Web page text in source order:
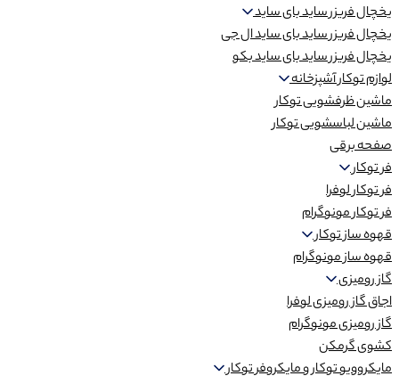
یخچال فریزر ساید بای ساید
یخچال فریزر ساید بای ساید ال جی
یخچال فریزر ساید بای ساید بکو
لوازم توکار آشپزخانه
ماشین ظرفشویی توکار
ماشین لباسشویی توکار
صفحه برقی
فر توکار
فر توکار لوفرا
فر توکار مونوگرام
قهوه ساز توکار
قهوه ساز مونوگرام
گاز رومیزی
اجاق گاز رومیزی لوفرا
گاز رومیزی مونوگرام
کشوی گرمکن
مایکروویو توکار و مایکروفر توکار